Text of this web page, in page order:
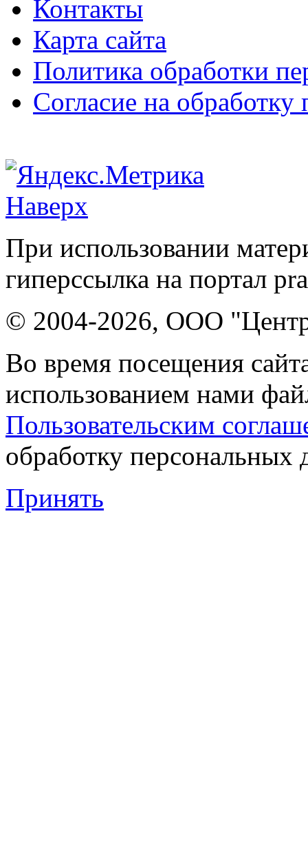
Контакты
Карта сайта
Политика обработки
Согласие на
Наверх
При использовании
гиперссылка на портал
© 2004-2026, ООО "Центр
Во время посещения
использованием нами
Пользовательским
обработку персональных
Принять